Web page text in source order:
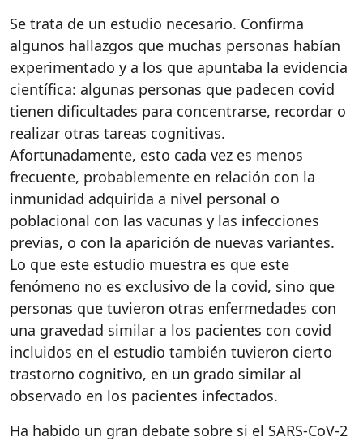
Se trata de un estudio necesario. Confirma
algunos hallazgos que muchas personas habían
experimentado y a los que apuntaba la evidencia
científica: algunas personas que padecen covid
tienen dificultades para concentrarse, recordar o
realizar otras tareas cognitivas.
Afortunadamente, esto cada vez es menos
frecuente, probablemente en relación con la
inmunidad adquirida a nivel personal o
poblacional con las vacunas y las infecciones
previas, o con la aparición de nuevas variantes.
Lo que este estudio muestra es que este
fenómeno no es exclusivo de la covid, sino que
personas que tuvieron otras enfermedades con
una gravedad similar a los pacientes con covid
incluidos en el estudio también tuvieron cierto
trastorno cognitivo, en un grado similar al
observado en los pacientes infectados.
Ha habido un gran debate sobre si el SARS-CoV-2